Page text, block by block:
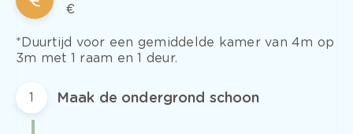
€
*Duurtijd voor een gemiddelde kamer van 4m op
3m met 1 raam en 1 deur.
1 Maak de ondergrond schoon